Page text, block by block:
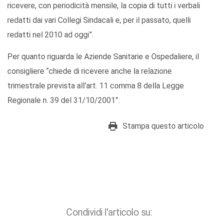
ricevere, con periodicità mensile, la copia di tutti i verbali
redatti dai vari Collegi Sindacali e, per il passato, quelli
redatti nel 2010 ad oggi”.
Per quanto riguarda le Aziende Sanitarie e Ospedaliere, il
consigliere “chiede di ricevere anche la relazione
trimestrale prevista all’art. 11 comma 8 della Legge
Regionale n. 39 del 31/10/2001”.
Stampa questo articolo
Condividi l'articolo su: